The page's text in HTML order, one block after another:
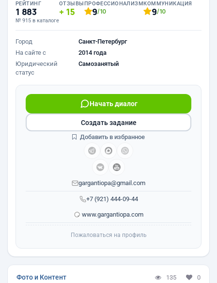
РЕЙТИНГ
1 883
№ 915 в каталоге
ОТЗЫВЫ
15
ПРОФЕССИОНАЛИЗМ
9/10
КОММУНИКАЦИЯ
9/10
Город
Санкт-Петербург
На сайте с
2014 года
Юридический
статус
Самозанятый
+7 (921) 444-09-44
Начать диалог
gargantiopa@gmail.com
www.gargantiopa.com
Создать задание
Добавить в избранное
Пожаловаться на профиль
Фото и Контент 135 0